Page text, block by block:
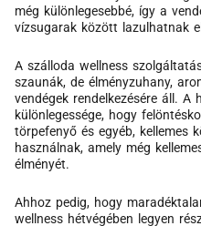
még különlegesebbé, így a
vízsugarak között lazulhatnak
A szálloda wellness
szaunák, de élményzuhany,
vendégek rendelkezésére áll. A
különlegessége, hogy
törpefenyő és egyéb, kellemes
használnak, amely még
élményét.
Ahhoz pedig, hogy
wellness hétvégében legyen